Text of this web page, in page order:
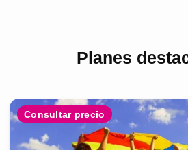
Planes
Consultar precio